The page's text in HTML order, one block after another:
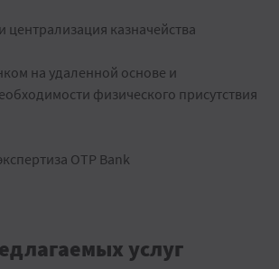
централизация казначейства
на удаленной основе и
физического присутствия
OTP Bank
услуг